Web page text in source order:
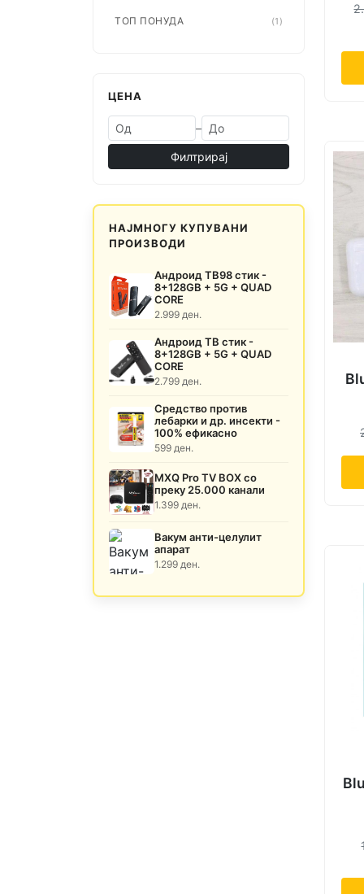
ТОП ПОНУДА (1)
ЦЕНА
–
Филтрирај
НАЈМНОГУ КУПУВАНИ
ПРОИЗВОДИ
Андроид ТВ98 стик -
8+128GB + 5G + QUAD
CORE
2.999 ден.
Андроид ТВ стик -
8+128GB + 5G + QUAD
CORE
2.799 ден.
Средство против
лебарки и др. инсекти -
100% ефикасно
599 ден.
MXQ Pro TV BOX со
преку 25.000 канали
1.399 ден.
Вакум анти-целулит
апарат
1.299 ден.